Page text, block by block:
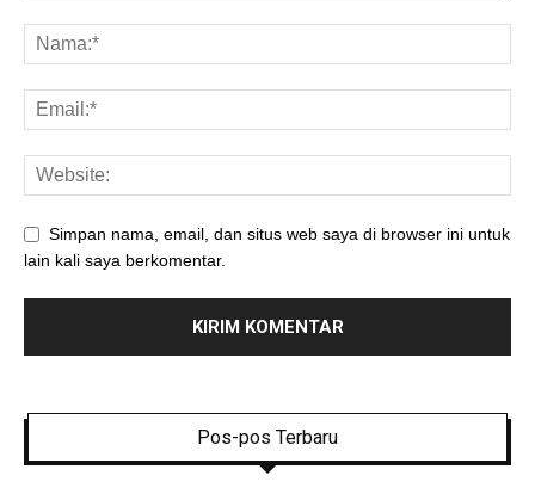
Simpan nama, email, dan situs web saya di browser ini untuk
lain kali saya berkomentar.
Pos-pos Terbaru